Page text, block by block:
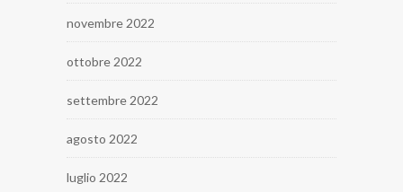
novembre 2022
ottobre 2022
settembre 2022
agosto 2022
luglio 2022